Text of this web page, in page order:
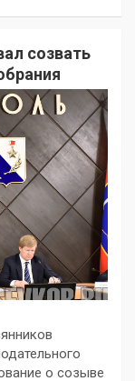
созвать
о созыве